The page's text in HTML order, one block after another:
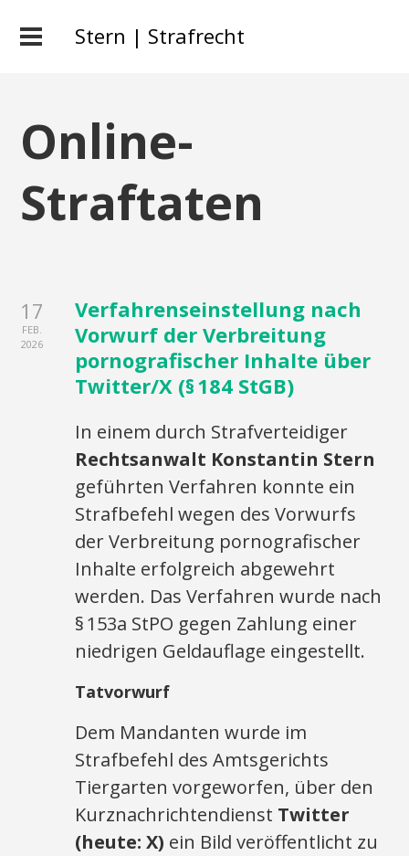
Stern | Strafrecht
Online-
Straftaten
17
FEB.
2026
Verfahrenseinstellung nach
Vorwurf der Verbreitung
pornografischer Inhalte über
Twitter/X (§ 184 StGB)
In einem durch Strafverteidiger
Rechtsanwalt Konstantin Stern
geführten Verfahren konnte ein
Strafbefehl wegen des Vorwurfs
der Verbreitung pornografischer
Inhalte erfolgreich abgewehrt
werden. Das Verfahren wurde nach
§ 153a StPO gegen Zahlung einer
niedrigen Geldauflage eingestellt.
Tatvorwurf
Dem Mandanten wurde im
Strafbefehl des Amtsgerichts
Tiergarten vorgeworfen, über den
Kurznachrichtendienst Twitter
(heute: X) ein Bild veröffentlicht zu